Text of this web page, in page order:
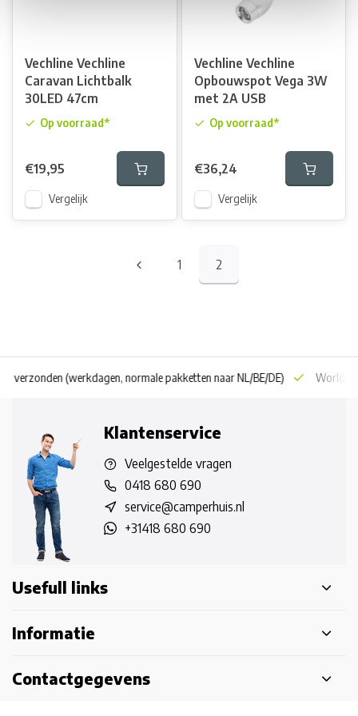
Vechline Vechline
Caravan Lichtbalk
30LED 47cm
Op voorraad*
€19,95
Vergelijk
Vechline Vechline
Opbouwspot Vega 3W
met 2A USB
Op voorraad*
€36,24
Vergelijk
1 2
verzonden (werkdagen, normale pakketten naar NL/BE/DE) World
Klantenservice
Veelgestelde vragen
0418 680 690
service@camperhuis.nl
+31418 680 690
Usefull links
Informatie
Contactgegevens